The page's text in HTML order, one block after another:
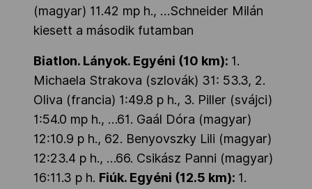
(magyar) 11.42 mp h., …Schneider Milán
kiesett a második futamban
Biatlon. Lányok. Egyéni (10 km): 1.
Michaela Strakova (szlovák) 31: 53.3, 2.
Oliva (francia) 1:49.8 p h., 3. Piller (svájci)
1:54.0 mp h., …61. Gaál Dóra (magyar)
12:10.9 p h., 62. Benyovszky Lili (magyar)
12:23.4 p h., …66. Csikász Panni (magyar)
16:11.3 p h. Fiúk. Egyéni (12.5 km): 1.